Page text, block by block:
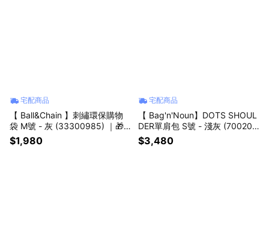
宅配商品
【 Ball&Chain 】刺繡環保購物
袋 M號 - 灰 (33300985) ｜🎁
生日送禮推薦
$1,980
宅配商品
【 Bag'n'Noun】DOTS SHOUL
DER單肩包 S號 - 淺灰 (700209
62ECRU) ｜🎁生日送禮推薦
$3,480